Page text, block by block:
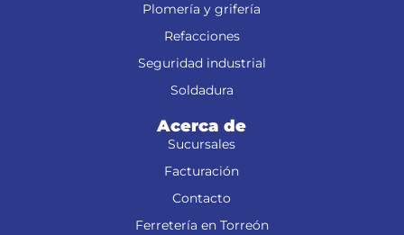
Plomería y grifería
Refacciones
Seguridad industrial
Soldadura
Acerca de
Sucursales
Facturación
Contacto
Ferretería en Torreón